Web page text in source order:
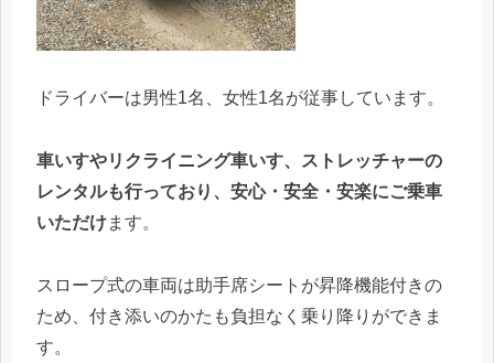
ドライバーは男性1名、女性1名が従事しています。
車いすやリクライニング車いす、ストレッチャーの
レンタルも行っており、安心・安全・安楽にご乗車
いただけます。
スロープ式の車両は助手席シートが昇降機能付きの
ため、付き添いのかたも負担なく乗り降りができま
す。